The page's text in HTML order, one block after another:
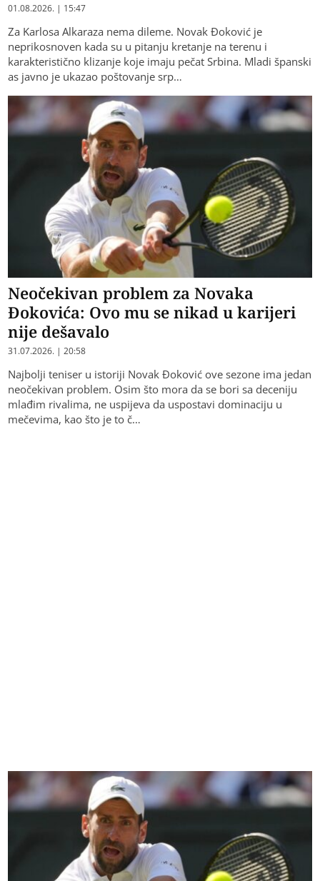
01.08.2026. | 15:47
Za Karlosa Alkaraza nema dileme. Novak Đoković je
neprikosnoven kada su u pitanju kretanje na terenu i
karakteristično klizanje koje imaju pečat Srbina. Mladi španski
as javno je ukazao poštovanje srp…
Neočekivan problem za Novaka
Đokovića: Ovo mu se nikad u karijeri
nije dešavalo
31.07.2026. | 20:58
Najbolji teniser u istoriji Novak Đoković ove sezone ima jedan
neočekivan problem. Osim što mora da se bori sa deceniju
mlađim rivalima, ne uspijeva da uspostavi dominaciju u
mečevima, kao što je to č…